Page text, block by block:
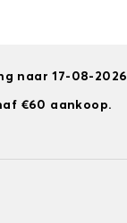
naar 17-08-2026
€60 aankoop.